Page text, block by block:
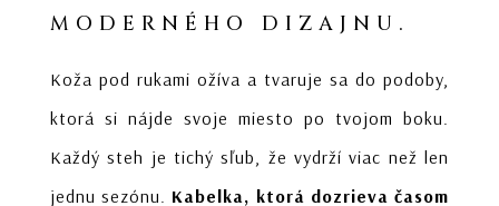
MODERNÉHO DIZAJNU.
Koža pod rukami ožíva a tvaruje sa do podoby,
ktorá si nájde svoje miesto po tvojom boku.
Každý steh je tichý sľub, že vydrží viac než len
jednu sezónu. Kabelka, ktorá dozrieva časom